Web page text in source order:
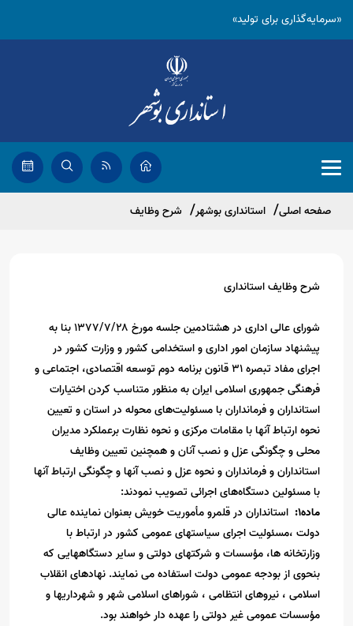
«سرمایه‌گذاری برای تولید»
صفحه اصلی استانداری بوشهر شرح وظایف
شرح وظایف استانداری
شورای عالی اداری در هشتادمین جلسه مورخ ۱۳۷۷/۷/۲۸ بنا به
پیشنهاد سازمان امور اداری و استخدامی کشور و وزارت کشور در
اجرای مفاد تبصره ۳۱ قانون برنامه دوم توسعه اقتصادی، اجتماعی و
فرهنگی جمهوری اسلامی ایران به منظور متناسب کردن اختیارات
استانداران و فرمانداران با مسئولیت‌های محوله در استان و تعیین
نحوه ارتباط آنها با مقامات مرکزی و نحوه نظارت برعملکرد مدیران
محلی و چگونگی عزل و نصب آنان و همچنین تعیین وظایف
استانداران و فرمانداران و نحوه عزل و نصب آنها و چگونگی ارتباط آنها
با مسئولین دستگاه‌های اجرائی تصویب نمودند:
ماده1: استانداران در قلمرو مأموریت خویش بعنوان نماینده عالی
دولت ،مسئولیت اجرای سیاستهای عمومی کشور در ارتباط با
وزارتخانه ها، مؤسسات و شرکتهای دولتی و سایر دستگاههایی که
بنحوی از بودجه عمومی دولت استفاده می نمایند. نهادهای انقلاب
اسلامی ، نیروهای انتظامی ، شوراهای اسلامی شهر و شهرداریها و
مؤسسات عمومی غیر دولتی را عهده دار خواهند بود.